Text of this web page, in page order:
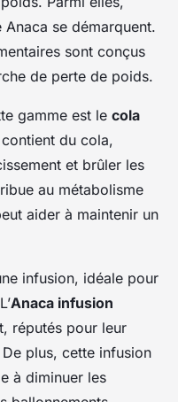
se démarquent.
sont conçus
de perte de poids.
gamme est le cola
du cola,
et brûler les
au métabolisme
aider à maintenir un
infusion, idéale pour
Anaca infusion
réputés pour leur
plus, cette infusion
à diminuer les